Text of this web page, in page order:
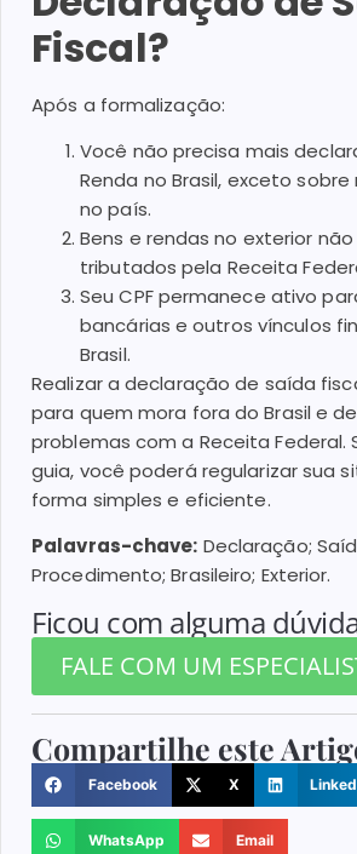
Fiscal?
Após a formalização:
Você não precisa mais
Renda no Brasil, exceto
no país.
Bens e rendas no exterior
tributados pela Receita
Seu CPF permanece ativo
bancárias e outros vínculos
Brasil.
Realizar a declaração de saída
para quem mora fora do Brasil e
problemas com a Receita Federal.
guia, você poderá regularizar sua
forma simples e eficiente.
Palavras-chave: Declaração;
Procedimento; Brasileiro; Exterior.
Ficou com alguma
FALE COM UM
Compartilhe este
Facebook X
WhatsApp Email